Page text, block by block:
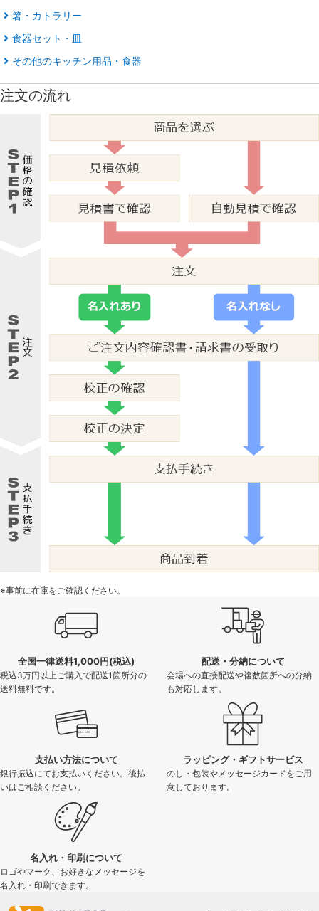
箸・カトラリー
食器セット・皿
その他のキッチン用品・食器
注文の流れ
※事前に在庫をご確認ください。
全国一律送料1,000円(税込)
税込3万円以上ご購入で配送1箇所分の
送料無料です。
配送・分納について
会場への直接配送や複数箇所への分納
も対応します。
支払い方法について
銀行振込にてお支払いください。後払
いはご相談ください。
ラッピング・ギフトサービス
のし・包装やメッセージカードをご用
意しております。
名入れ・印刷について
ロゴやマーク、お好きなメッセージを
名入れ・印刷できます。